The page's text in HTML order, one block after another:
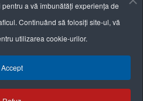
a vă îmbunătăți experiența de
Continuând să folosiți site-ul, vă
utilizarea cookie-urilor.
Accept